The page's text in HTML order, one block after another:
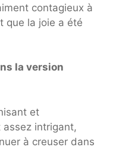
contagieux à
que la joie a été
la version
et
intrigant,
à creuser dans